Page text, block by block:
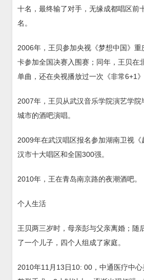
十名，最终输了对手，无缘成都唱区前
名。
2006年，王贝参加央视《梦想中国》
卡参加全国决赛入围赛；同年，王贝在
单曲，还在央视播放过一次《非常6+1》
2007年，王贝从武汉音乐学院演艺学院
城市的酒吧演唱。
2009年在武汉唱区报名参加湖南卫视
汉市十大唱区和全国300强。
2010年，王在青岛南京路的夜潮酒吧。
个人生活
王贝两三岁时，母亲彭与父亲离婚；随
了一个儿子，四个人组成了家庭。
2010年11月13日10: 00，中通医疗中